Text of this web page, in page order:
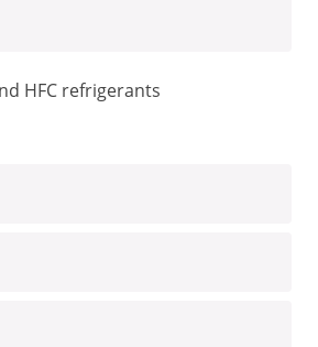
HFC refrigerants